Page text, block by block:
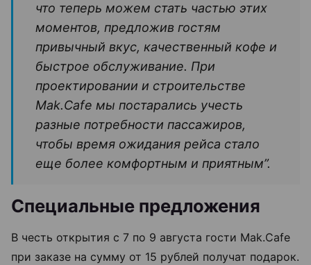
что теперь можем стать частью этих
моментов, предложив гостям
привычный вкус, качественный кофе и
быстрое обслуживание. При
проектировании и строительстве
Mak.Cafe мы постарались учесть
разные потребности пассажиров,
чтобы время ожидания рейса стало
еще более комфортным и приятным”.
Специальные предложения
В честь открытия с 7 по 9 августа гости Mak.Cafe
при заказе на сумму от 15 рублей получат подарок.